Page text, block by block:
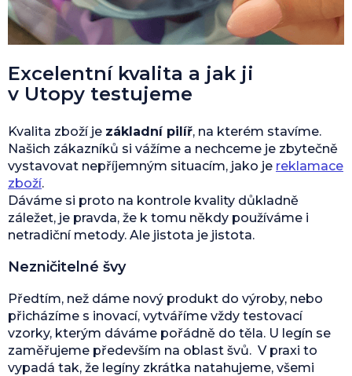
Excelentní kvalita a jak ji
v Utopy testujeme
Kvalita zboží je základní pilíř, na kterém stavíme.
Našich zákazníků si vážíme a nechceme je zbytečně
vystavovat nepříjemným situacím, jako je reklamace
zboží.
Dáváme si proto na kontrole kvality důkladně
záležet, je pravda, že k tomu někdy používáme i
netradiční metody. Ale jistota je jistota.
Nezničitelné švy
Předtím, než dáme nový produkt do výroby, nebo
přicházíme s inovací, vytváříme vždy testovací
vzorky, kterým dáváme pořádně do těla. U legín se
zaměřujeme především na oblast švů. V praxi to
vypadá tak, že legíny zkrátka natahujeme, všemi